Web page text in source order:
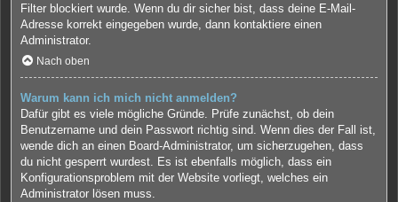
Filter blockiert wurde. Wenn du dir sicher bist, dass deine E-Mail-
Adresse korrekt eingegeben wurde, dann kontaktiere einen
Administrator.
Nach oben
Warum kann ich mich nicht anmelden?
Dafür gibt es viele mögliche Gründe. Prüfe zunächst, ob dein
Benutzername und dein Passwort richtig sind. Wenn dies der Fall ist,
wende dich an einen Board-Administrator, um sicherzugehen, dass
du nicht gesperrt wurdest. Es ist ebenfalls möglich, dass ein
Konfigurationsproblem mit der Website vorliegt, welches ein
Administrator lösen muss.